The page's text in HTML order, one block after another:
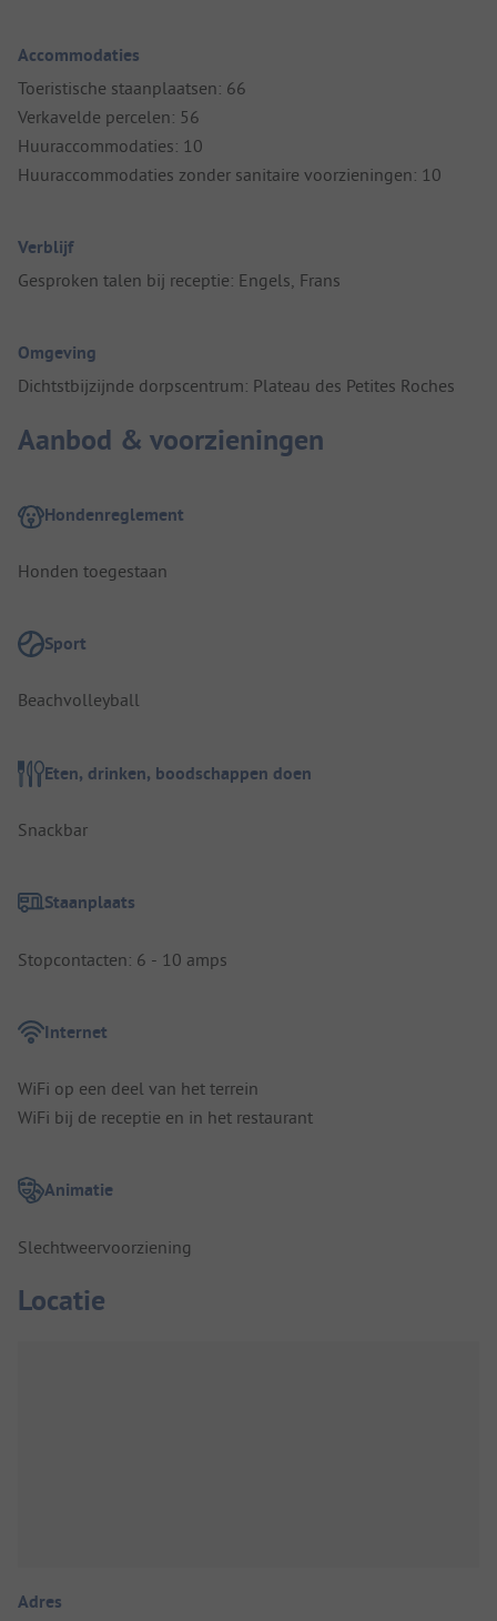
Accommodaties
Toeristische staanplaatsen: 66
Verkavelde percelen: 56
Huuraccommodaties: 10
Huuraccommodaties zonder sanitaire voorzieningen: 10
Verblijf
Gesproken talen bij receptie: Engels, Frans
Omgeving
Dichtstbijzijnde dorpscentrum: Plateau des Petites Roches
Aanbod & voorzieningen
Hondenreglement
Honden toegestaan
Sport
Beachvolleyball
Eten, drinken, boodschappen doen
Snackbar
Staanplaats
Stopcontacten: 6 - 10 amps
Internet
WiFi op een deel van het terrein
WiFi bij de receptie en in het restaurant
Animatie
Slechtweervoorziening
Locatie
Adres